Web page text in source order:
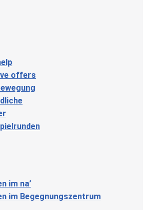
offers
im na’
im Begegnungszentrum